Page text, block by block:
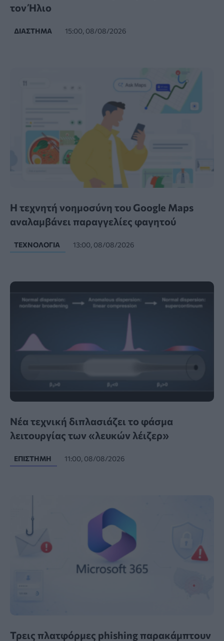
τον Ήλιο
ΔΙΆΣΤΗΜΑ 15:00, 08/08/2026
Η τεχνητή νοημοσύνη του Google Maps
αναλαμβάνει παραγγελίες φαγητού
ΤΕΧΝΟΛΟΓΊΑ 13:00, 08/08/2026
Νέα τεχνική διπλασιάζει το φάσμα
λειτουργίας των «λευκών λέιζερ»
ΕΠΙΣΤΉΜΗ 11:00, 08/08/2026
Τρεις πλατφόρμες phishing παρακάμπτουν